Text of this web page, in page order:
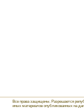
Все права защищены. Разрешается
иных материалов опубликованных на